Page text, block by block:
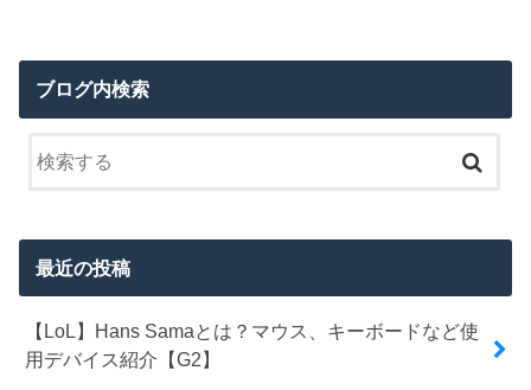
ブログ内検索
最近の投稿
【LoL】Hans Samaとは？マウス、キーボードなど使
用デバイス紹介【G2】